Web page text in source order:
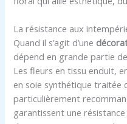
La résistance aux
Quand il s’agit d’une
dépend en grande partie
Les fleurs en tissu enduit,
en soie synthétique traitée
particulièrement
garantissent une